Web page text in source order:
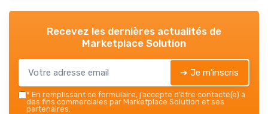
Recevez les dernières actualités de
Marketplace Solution
➔ Je m'inscris
* En remplissant ce formulaire, j’accepte d’être contacté(e) à
des fins commerciales par Marketplace Solution et ses
partenaires.